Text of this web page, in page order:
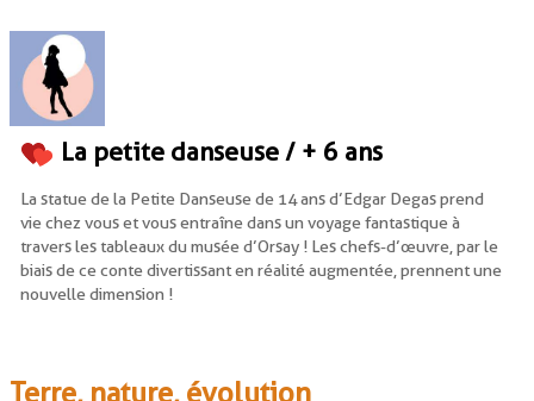
La petite danseuse / + 6 ans
La statue de la Petite Danseuse de 14 ans d’Edgar Degas prend
vie chez vous et vous entraîne dans un voyage fantastique à
travers les tableaux du musée d’Orsay ! Les chefs-d’œuvre, par le
biais de ce conte divertissant en réalité augmentée, prennent une
nouvelle dimension !
Terre, nature, évolution